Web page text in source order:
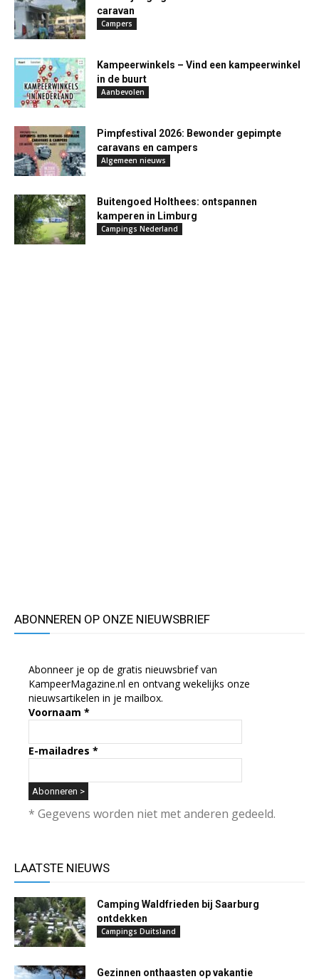
caravan
Campers
Kampeerwinkels – Vind een kampeerwinkel
in de buurt
Aanbevolen
Pimpfestival 2026: Bewonder gepimpte
caravans en campers
Algemeen nieuws
Buitengoed Holthees: ontspannen
kamperen in Limburg
Campings Nederland
ABONNEREN OP ONZE NIEUWSBRIEF
Abonneer je op de gratis nieuwsbrief van
KampeerMagazine.nl en ontvang wekelijks onze
nieuwsartikelen in je mailbox.
Voornaam *
E-mailadres *
* Gegevens worden niet met anderen gedeeld.
LAATSTE NIEUWS
Camping Waldfrieden bij Saarburg
ontdekken
Campings Duitsland
Gezinnen onthaasten op vakantie